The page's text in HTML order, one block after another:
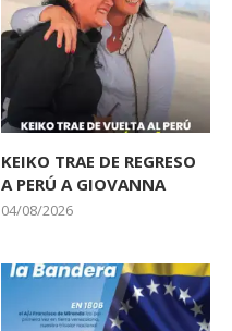
KEIKO TRAE DE REGRESO
A PERÚ A GIOVANNA
04/08/2026